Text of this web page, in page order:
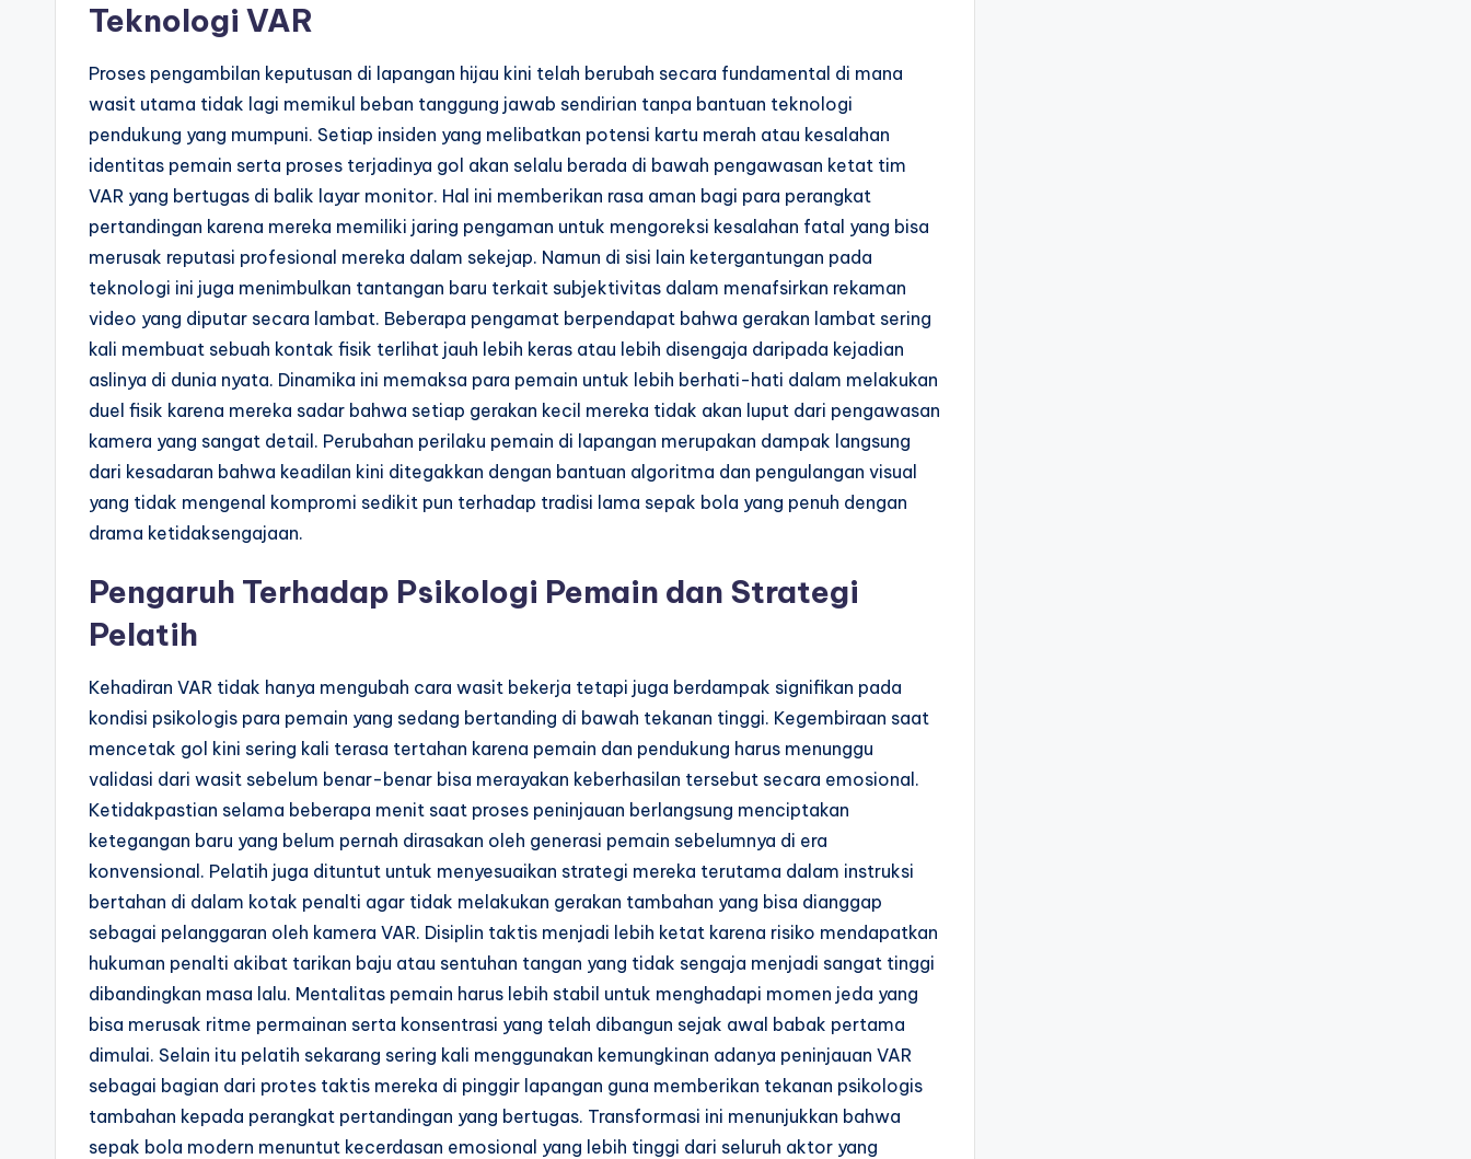
Teknologi VAR
Proses pengambilan keputusan di lapangan hijau kini telah berubah secara fundamental di mana
wasit utama tidak lagi memikul beban tanggung jawab sendirian tanpa bantuan teknologi
pendukung yang mumpuni. Setiap insiden yang melibatkan potensi kartu merah atau kesalahan
identitas pemain serta proses terjadinya gol akan selalu berada di bawah pengawasan ketat tim
VAR yang bertugas di balik layar monitor. Hal ini memberikan rasa aman bagi para perangkat
pertandingan karena mereka memiliki jaring pengaman untuk mengoreksi kesalahan fatal yang bisa
merusak reputasi profesional mereka dalam sekejap. Namun di sisi lain ketergantungan pada
teknologi ini juga menimbulkan tantangan baru terkait subjektivitas dalam menafsirkan rekaman
video yang diputar secara lambat. Beberapa pengamat berpendapat bahwa gerakan lambat sering
kali membuat sebuah kontak fisik terlihat jauh lebih keras atau lebih disengaja daripada kejadian
aslinya di dunia nyata. Dinamika ini memaksa para pemain untuk lebih berhati-hati dalam melakukan
duel fisik karena mereka sadar bahwa setiap gerakan kecil mereka tidak akan luput dari pengawasan
kamera yang sangat detail. Perubahan perilaku pemain di lapangan merupakan dampak langsung
dari kesadaran bahwa keadilan kini ditegakkan dengan bantuan algoritma dan pengulangan visual
yang tidak mengenal kompromi sedikit pun terhadap tradisi lama sepak bola yang penuh dengan
drama ketidaksengajaan.
Pengaruh Terhadap Psikologi Pemain dan Strategi
Pelatih
Kehadiran VAR tidak hanya mengubah cara wasit bekerja tetapi juga berdampak signifikan pada
kondisi psikologis para pemain yang sedang bertanding di bawah tekanan tinggi. Kegembiraan saat
mencetak gol kini sering kali terasa tertahan karena pemain dan pendukung harus menunggu
validasi dari wasit sebelum benar-benar bisa merayakan keberhasilan tersebut secara emosional.
Ketidakpastian selama beberapa menit saat proses peninjauan berlangsung menciptakan
ketegangan baru yang belum pernah dirasakan oleh generasi pemain sebelumnya di era
konvensional. Pelatih juga dituntut untuk menyesuaikan strategi mereka terutama dalam instruksi
bertahan di dalam kotak penalti agar tidak melakukan gerakan tambahan yang bisa dianggap
sebagai pelanggaran oleh kamera VAR. Disiplin taktis menjadi lebih ketat karena risiko mendapatkan
hukuman penalti akibat tarikan baju atau sentuhan tangan yang tidak sengaja menjadi sangat tinggi
dibandingkan masa lalu. Mentalitas pemain harus lebih stabil untuk menghadapi momen jeda yang
bisa merusak ritme permainan serta konsentrasi yang telah dibangun sejak awal babak pertama
dimulai. Selain itu pelatih sekarang sering kali menggunakan kemungkinan adanya peninjauan VAR
sebagai bagian dari protes taktis mereka di pinggir lapangan guna memberikan tekanan psikologis
tambahan kepada perangkat pertandingan yang bertugas. Transformasi ini menunjukkan bahwa
sepak bola modern menuntut kecerdasan emosional yang lebih tinggi dari seluruh aktor yang